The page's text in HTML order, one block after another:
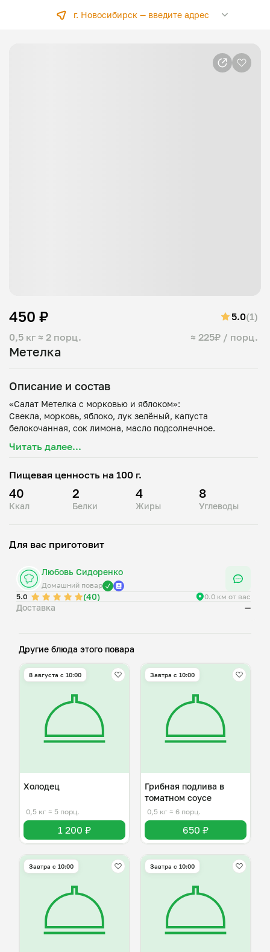
г. Новосибирск —введите адрес
Метелка
0,5 кг ≈ 2 порц. ≈ 225₽ / порц.
450 ₽ 5.0(1)
Описание и состав
«Салат Метелка с морковью и яблоком»:
Свекла, морковь, яблоко, лук зелёный, капуста
Читать далее...
Пищевая ценность на 100 г.
40
Ккал
2
Белки
4
Жиры
8
Углеводы
Для вас приготовит
Любовь Сидоренко
Домашний повар
5.0
(40) 0.0 км от вас
Доставка —
Другие блюда этого повара
8 августа с 10:00
Холодец
0,5 кг ≈ 5 порц.
1 200 ₽
Завтра c 10:00
Грибная подлива в
томатном соусе
0,5 кг ≈ 6 порц.
650 ₽
Завтра c 10:00 Завтра c 10:00